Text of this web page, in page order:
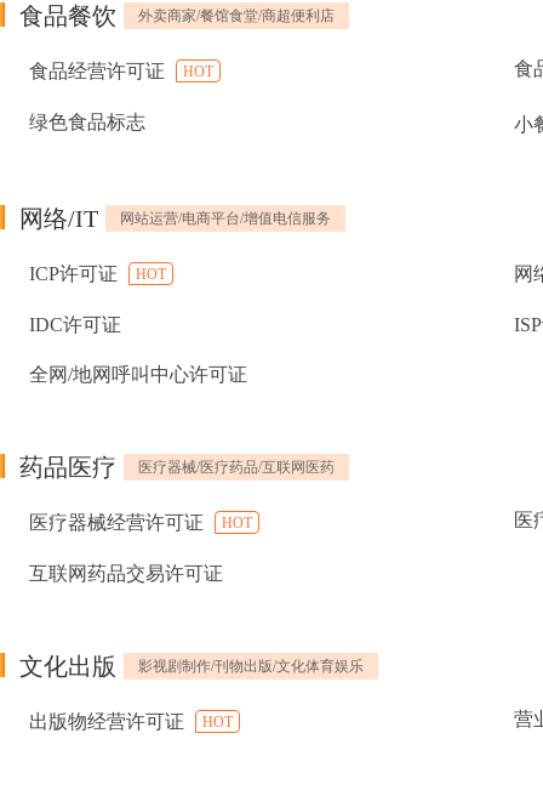
食品餐饮 外卖商家/餐馆食堂/商超便利店
食品经营许可证 HOT 食
绿色食品标志 小
网络/IT 网站运营/电商平台/增值电信服务
ICP许可证 HOT 网
IDC许可证
全网/地网呼叫中心许可证
药品医疗 医疗器械/医疗药品/互联网医药
医疗器械经营许可证 HOT 医
互联网药品交易许可证
文化出版 影视剧制作/刊物出版/文化体育娱乐
出版物经营许可证 HOT 营